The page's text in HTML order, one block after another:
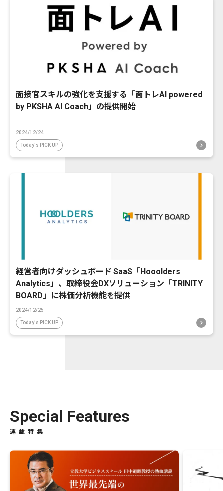
面接官スキルの強化を支援する「面トレAI powered
by PKSHA AI Coach」の提供開始
2024/12/24
Today's PICK UP
経営者向けダッシュボード SaaS「Hooolders
Analytics」、取締役会DXソリューション「TRINITY
BOARD」に株価分析機能を提供
2024/12/25
Today's PICK UP
Special Features
連載特集